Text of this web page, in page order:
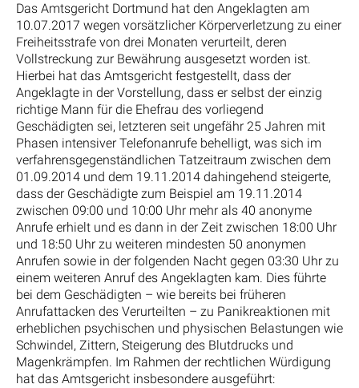
Das Amtsgericht Dortmund hat den Angeklagten am
10.07.2017 wegen vorsätzlicher Körperverletzung zu einer
Freiheitsstrafe von drei Monaten verurteilt, deren
Vollstreckung zur Bewährung ausgesetzt worden ist.
Hierbei hat das Amtsgericht festgestellt, dass der
Angeklagte in der Vorstellung, dass er selbst der einzig
richtige Mann für die Ehefrau des vorliegend
Geschädigten sei, letzteren seit ungefähr 25 Jahren mit
Phasen intensiver Telefonanrufe behelligt, was sich im
verfahrensgegenständlichen Tatzeitraum zwischen dem
01.09.2014 und dem 19.11.2014 dahingehend steigerte,
dass der Geschädigte zum Beispiel am 19.11.2014
zwischen 09:00 und 10:00 Uhr mehr als 40 anonyme
Anrufe erhielt und es dann in der Zeit zwischen 18:00 Uhr
und 18:50 Uhr zu weiteren mindesten 50 anonymen
Anrufen sowie in der folgenden Nacht gegen 03:30 Uhr zu
einem weiteren Anruf des Angeklagten kam. Dies führte
bei dem Geschädigten – wie bereits bei früheren
Anrufattacken des Verurteilten – zu Panikreaktionen mit
erheblichen psychischen und physischen Belastungen wie
Schwindel, Zittern, Steigerung des Blutdrucks und
Magenkrämpfen. Im Rahmen der rechtlichen Würdigung
hat das Amtsgericht insbesondere ausgeführt: